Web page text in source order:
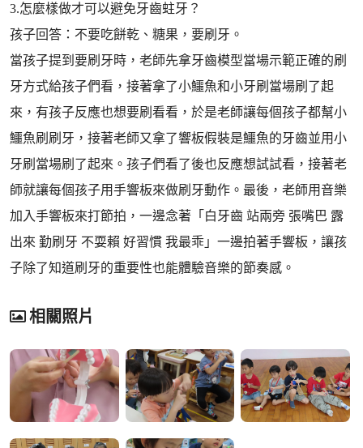
3.怎麼樣做才可以避免牙齒蛀牙？
孩子回答：不要吃餅乾、糖果，要刷牙。
當孩子提到要刷牙時，老師先拿牙齒模型當場示範正確的刷
牙方式給孩子們看，接著拿了小鱷魚和小牙刷當場刷了起
來，有孩子反應也想要刷看看，於是老師讓每個孩子都幫小
鱷魚刷刷牙，接著老師又拿了響板假裝是鱷魚的牙齒並用小
牙刷當場刷了起來。孩子們看了後也反應想試試看，接著老
師就讓每個孩子用手響板來做刷牙動作。最後，老師用音樂
加入手響板來打節拍，一邊念著「白牙齒 站兩旁 張嘴巴 露
出來 勤刷牙 不耍賴 好習慣 我最乖」一邊拍著手響板，讓孩
子除了知道刷牙的重要性也能體驗音樂的節奏感。
相關照片